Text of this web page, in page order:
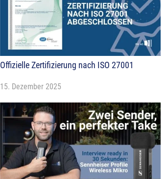
Offizielle Zertifizierung nach ISO 27001
15. Dezember 2025